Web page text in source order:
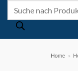
search
Home »